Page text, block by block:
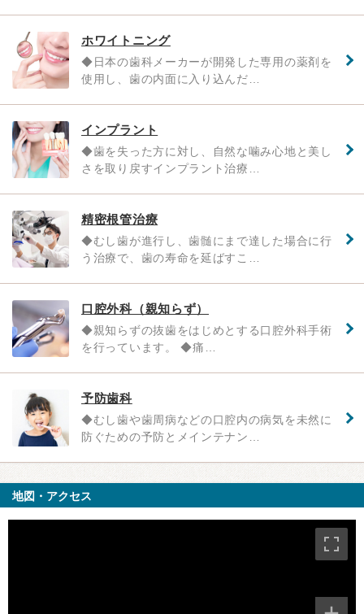
ホワイトニング
◆日本の歯科メーカーが開発した専用の薬剤を
使用し、歯の内面に入り込んだ…
インプラント
◆歯を失った方に対し、自然な噛み心地と美し
さを取り戻すインプラント治療…
精密根管治療
◆むし歯が進行し、歯髄にまで達した場合に行
う治療で、歯の寿命を延ばすこ…
口腔外科（親知らず）
◆親知らずの抜歯をはじめとする口腔外科手術
を行っています。 ◆痛…
予防歯科
◆むし歯や歯周病などの口腔内の病気を未然に
防ぐための予防とメインテナン…
地図・アクセス